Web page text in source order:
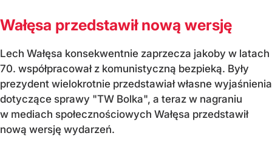
Wałęsa przedstawił nową wersję
Lech Wałęsa konsekwentnie zaprzecza jakoby w latach
70. współpracował z komunistyczną bezpieką. Były
prezydent wielokrotnie przedstawiał własne wyjaśnienia
dotyczące sprawy "TW Bolka", a teraz w nagraniu
w mediach społecznościowych Wałęsa przedstawił
nową wersję wydarzeń.